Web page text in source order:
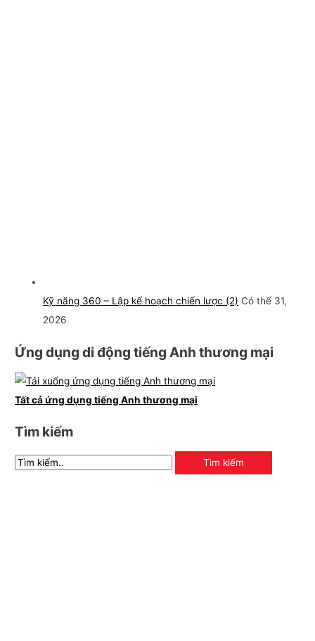
Kỹ năng 360 – Lập kế hoạch chiến lược (2) Có thể 31,
2026
Ứng dụng di động tiếng Anh thương mại
Tất cả ứng dụng tiếng Anh thương mại
Tìm kiếm